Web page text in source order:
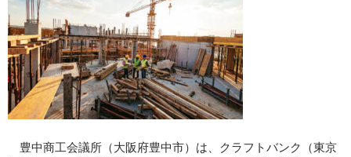
豊中商工会議所（大阪府豊中市）は、クラフトバンク（東京